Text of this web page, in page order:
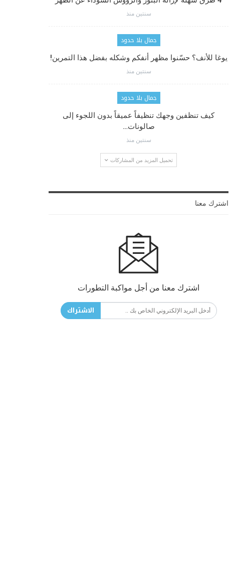
سنتين منذ
جمال بلا حدود
يوغا للأنف؟ حسّنوا مظهر أنفكم وشكله بفضل هذا التمرين!
سنتين منذ
جمال بلا حدود
كيف تنظفين وجهك تنظيفاً عميقاً بدون اللجوء إلى
صالونات…
سنتين منذ
تحميل المزيد من المشاركات
اشترك معنا
اشترك معنا من أجل مواكبة التطورات
الاشتراك